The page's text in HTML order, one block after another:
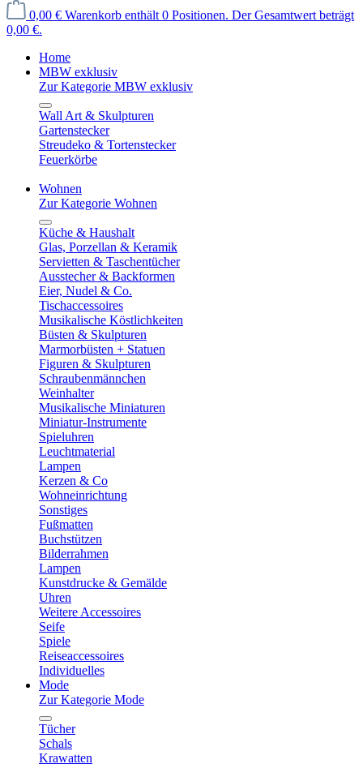
0,00 € Warenkorb enthält 0 Positionen. Der Gesamtwert beträgt
0,00 €.
Home
MBW exklusiv
Zur Kategorie MBW exklusiv
Wall Art & Skulpturen
Gartenstecker
Streudeko & Tortenstecker
Feuerkörbe
Wohnen
Zur Kategorie Wohnen
Küche & Haushalt
Glas, Porzellan & Keramik
Servietten & Taschentücher
Ausstecher & Backformen
Eier, Nudel & Co.
Tischaccessoires
Musikalische Köstlichkeiten
Büsten & Skulpturen
Marmorbüsten + Statuen
Figuren & Skulpturen
Schraubenmännchen
Weinhalter
Musikalische Miniaturen
Miniatur-Instrumente
Spieluhren
Leuchtmaterial
Lampen
Kerzen & Co
Wohneinrichtung
Sonstiges
Fußmatten
Buchstützen
Bilderrahmen
Lampen
Kunstdrucke & Gemälde
Uhren
Weitere Accessoires
Seife
Spiele
Reiseaccessoires
Individuelles
Mode
Zur Kategorie Mode
Tücher
Schals
Krawatten